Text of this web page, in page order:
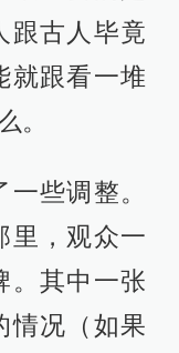
跟古人毕竟
就跟看一堆
。
些调整。
里，观众一
。其中一张
情况（如果